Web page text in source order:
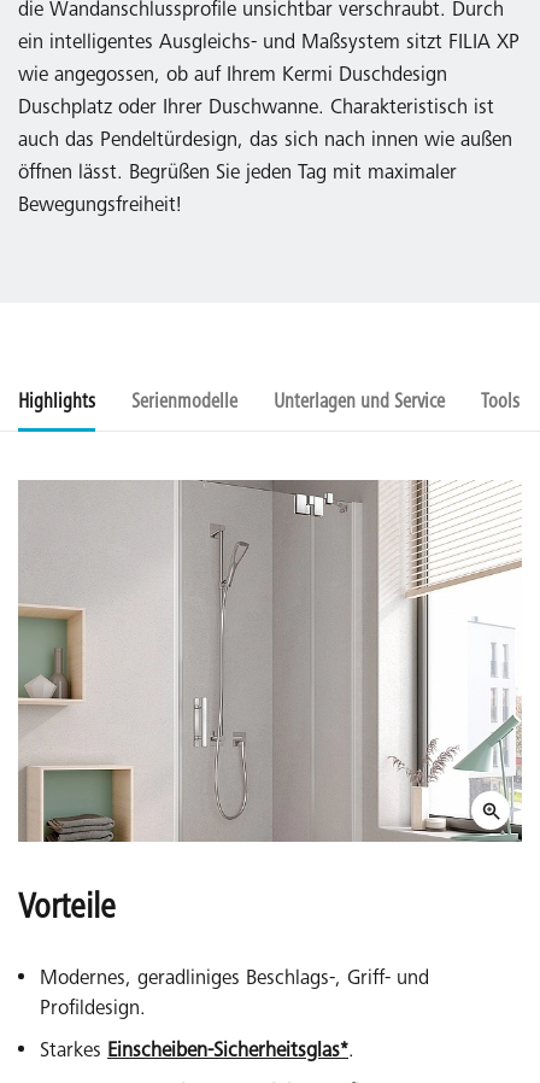
die Wandanschlussprofile unsichtbar verschraubt. Durch
ein intelligentes Ausgleichs- und Maßsystem sitzt FILIA XP
wie angegossen, ob auf Ihrem Kermi Duschdesign
Duschplatz oder Ihrer Duschwanne. Charakteristisch ist
auch das Pendeltürdesign, das sich nach innen wie außen
öffnen lässt. Begrüßen Sie jeden Tag mit maximaler
Bewegungsfreiheit!
Highlights Serienmodelle Unterlagen und Service Tools
Vorteile
Modernes, geradliniges Beschlags-, Griff- und
Profildesign.
Starkes Einscheiben-Sicherheitsglas*.